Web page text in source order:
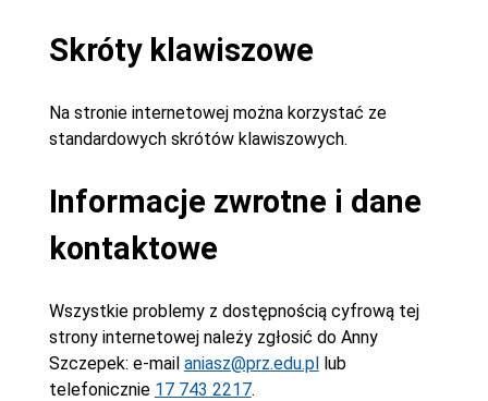
Skróty klawiszowe
Na stronie internetowej można korzystać ze
standardowych skrótów klawiszowych.
Informacje zwrotne i dane
kontaktowe
Wszystkie problemy z dostępnością cyfrową tej
strony internetowej należy zgłosić do Anny
Szczepek: e-mail aniasz@prz.edu.pllub
telefonicznie 17 743 2217.